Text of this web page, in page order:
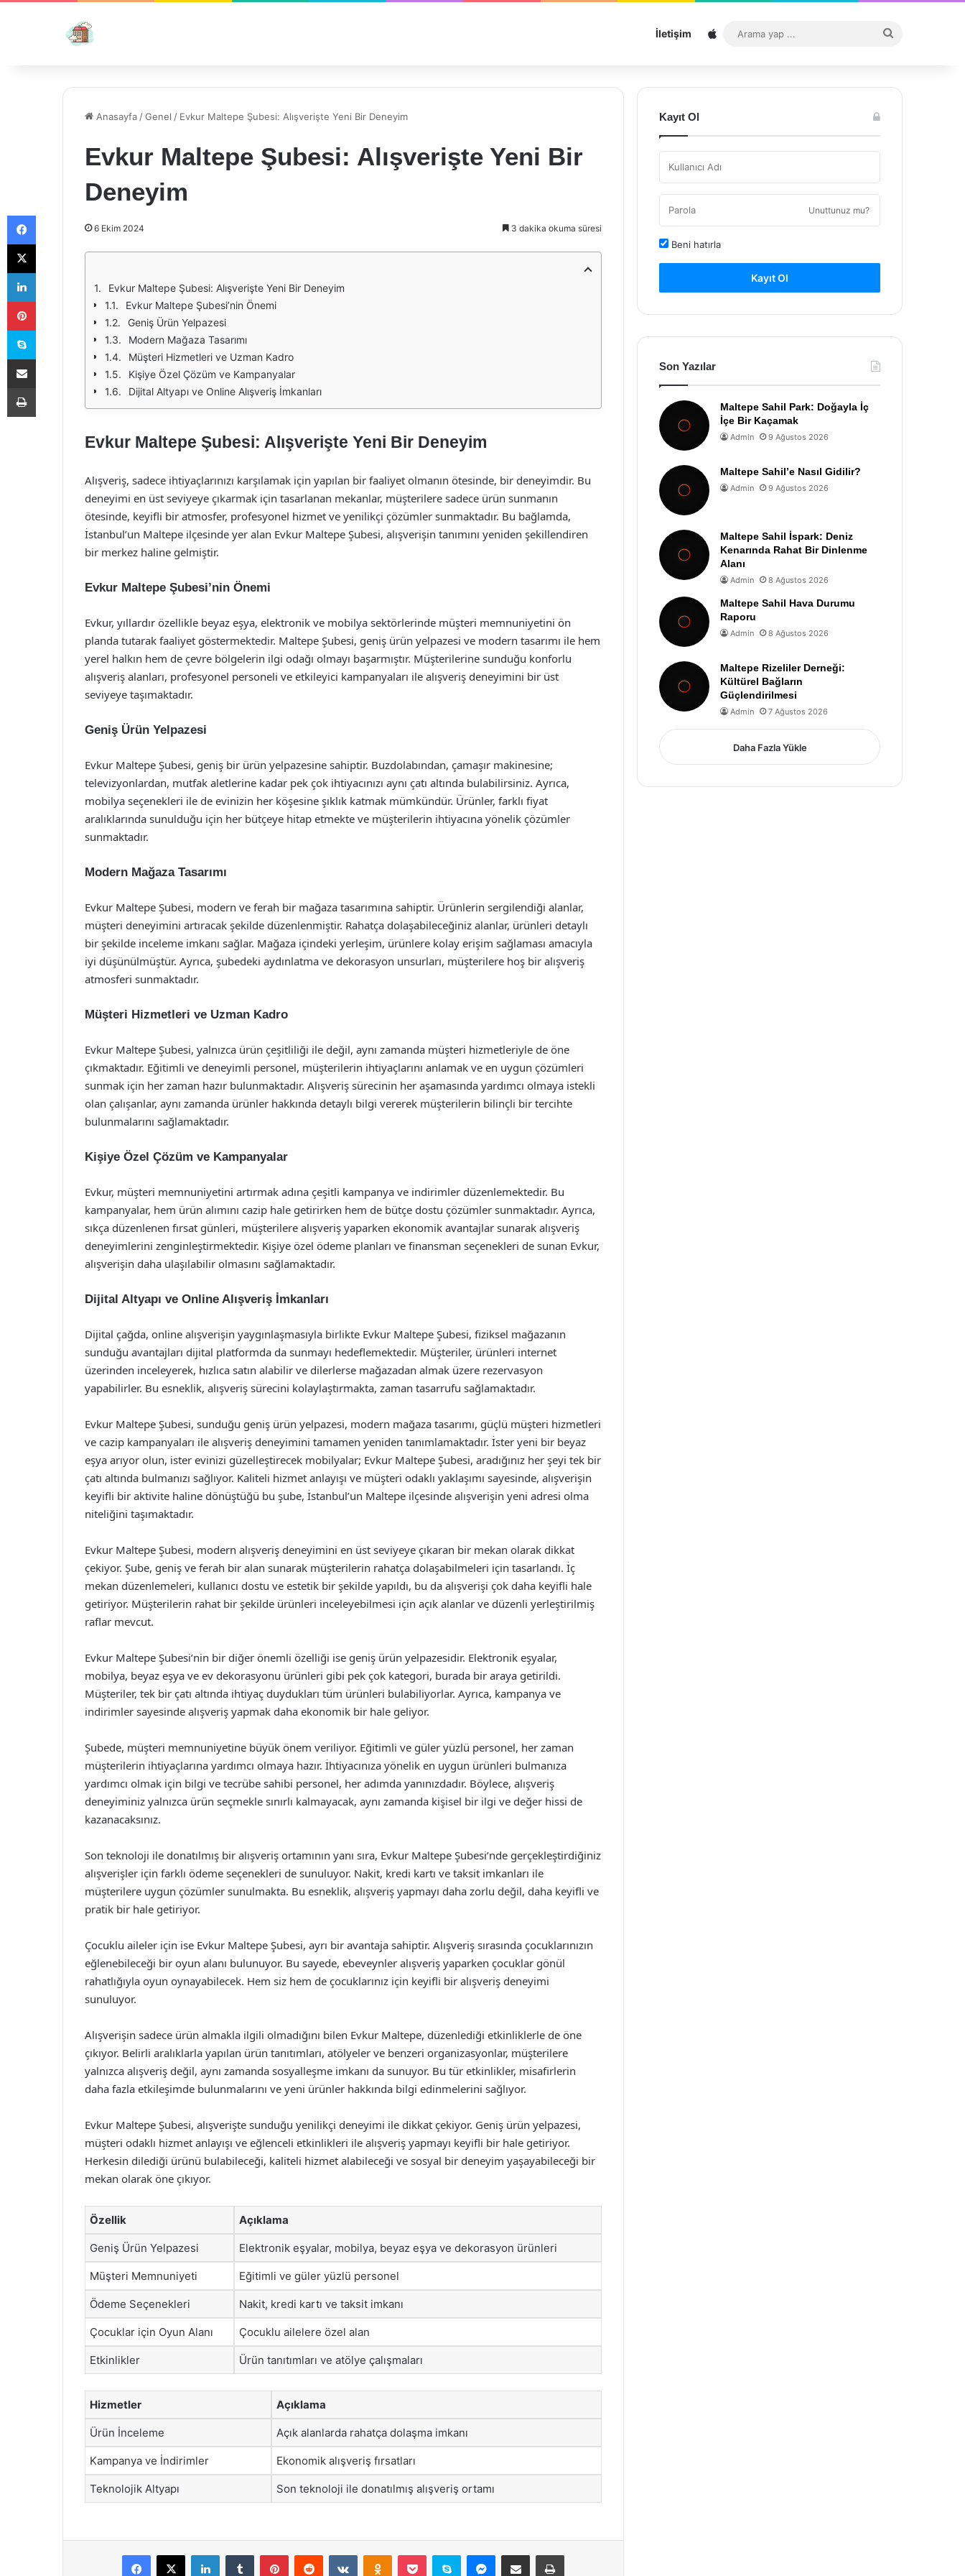
İletişim Sitemap
...
Anasayfa /Genel / Evkur Maltepe Şubesi: Alışverişte Yeni Bir Deneyim
Evkur Maltepe Şubesi: Alışverişte Yeni Bir
Deneyim
6 Ekim 2024 3 dakika okuma süresi
Evkur Maltepe Şubesi: Alışverişte Yeni Bir Deneyim
Evkur Maltepe Şubesi’nin Önemi
Geniş Ürün Yelpazesi
Modern Mağaza Tasarımı
Müşteri Hizmetleri ve Uzman Kadro
Kişiye Özel Çözüm ve Kampanyalar
Dijital Altyapı ve Online Alışveriş İmkanları
Evkur Maltepe Şubesi: Alışverişte Yeni Bir Deneyim
Alışveriş, sadece ihtiyaçlarınızı karşılamak için yapılan bir faaliyet olmanın ötesinde, bir deneyimdir. Bu
deneyimi en üst seviyeye çıkarmak için tasarlanan mekanlar, müşterilere sadece ürün sunmanın
ötesinde, keyifli bir atmosfer, profesyonel hizmet ve yenilikçi çözümler sunmaktadır. Bu bağlamda,
İstanbul’un Maltepe ilçesinde yer alan Evkur Maltepe Şubesi, alışverişin tanımını yeniden şekillendiren
bir merkez haline gelmiştir.
Evkur Maltepe Şubesi’nin Önemi
Evkur, yıllardır özellikle beyaz eşya, elektronik ve mobilya sektörlerinde müşteri memnuniyetini ön
planda tutarak faaliyet göstermektedir. Maltepe Şubesi, geniş ürün yelpazesi ve modern tasarımı ile hem
yerel halkın hem de çevre bölgelerin ilgi odağı olmayı başarmıştır. Müşterilerine sunduğu konforlu
alışveriş alanları, profesyonel personeli ve etkileyici kampanyaları ile alışveriş deneyimini bir üst
seviyeye taşımaktadır.
Geniş Ürün Yelpazesi
Evkur Maltepe Şubesi, geniş bir ürün yelpazesine sahiptir. Buzdolabından, çamaşır makinesine;
televizyonlardan, mutfak aletlerine kadar pek çok ihtiyacınızı aynı çatı altında bulabilirsiniz. Ayrıca,
mobilya seçenekleri ile de evinizin her köşesine şıklık katmak mümkündür. Ürünler, farklı fiyat
aralıklarında sunulduğu için her bütçeye hitap etmekte ve müşterilerin ihtiyacına yönelik çözümler
sunmaktadır.
Modern Mağaza Tasarımı
Evkur Maltepe Şubesi, modern ve ferah bir mağaza tasarımına sahiptir. Ürünlerin sergilendiği alanlar,
müşteri deneyimini artıracak şekilde düzenlenmiştir. Rahatça dolaşabileceğiniz alanlar, ürünleri detaylı
bir şekilde inceleme imkanı sağlar. Mağaza içindeki yerleşim, ürünlere kolay erişim sağlaması amacıyla
iyi düşünülmüştür. Ayrıca, şubedeki aydınlatma ve dekorasyon unsurları, müşterilere hoş bir alışveriş
atmosferi sunmaktadır.
Müşteri Hizmetleri ve Uzman Kadro
Evkur Maltepe Şubesi, yalnızca ürün çeşitliliği ile değil, aynı zamanda müşteri hizmetleriyle de öne
çıkmaktadır. Eğitimli ve deneyimli personel, müşterilerin ihtiyaçlarını anlamak ve en uygun çözümleri
sunmak için her zaman hazır bulunmaktadır. Alışveriş sürecinin her aşamasında yardımcı olmaya istekli
olan çalışanlar, aynı zamanda ürünler hakkında detaylı bilgi vererek müşterilerin bilinçli bir tercihte
bulunmalarını sağlamaktadır.
Kişiye Özel Çözüm ve Kampanyalar
Evkur, müşteri memnuniyetini artırmak adına çeşitli kampanya ve indirimler düzenlemektedir. Bu
kampanyalar, hem ürün alımını cazip hale getirirken hem de bütçe dostu çözümler sunmaktadır. Ayrıca,
sıkça düzenlenen fırsat günleri, müşterilere alışveriş yaparken ekonomik avantajlar sunarak alışveriş
deneyimlerini zenginleştirmektedir. Kişiye özel ödeme planları ve finansman seçenekleri de sunan Evkur,
alışverişin daha ulaşılabilir olmasını sağlamaktadır.
Dijital Altyapı ve Online Alışveriş İmkanları
Dijital çağda, online alışverişin yaygınlaşmasıyla birlikte Evkur Maltepe Şubesi, fiziksel mağazanın
sunduğu avantajları dijital platformda da sunmayı hedeflemektedir. Müşteriler, ürünleri internet
üzerinden inceleyerek, hızlıca satın alabilir ve dilerlerse mağazadan almak üzere rezervasyon
yapabilirler. Bu esneklik, alışveriş sürecini kolaylaştırmakta, zaman tasarrufu sağlamaktadır.
Evkur Maltepe Şubesi, sunduğu geniş ürün yelpazesi, modern mağaza tasarımı, güçlü müşteri hizmetleri
ve cazip kampanyaları ile alışveriş deneyimini tamamen yeniden tanımlamaktadır. İster yeni bir beyaz
eşya arıyor olun, ister evinizi güzelleştirecek mobilyalar; Evkur Maltepe Şubesi, aradığınız her şeyi tek bir
çatı altında bulmanızı sağlıyor. Kaliteli hizmet anlayışı ve müşteri odaklı yaklaşımı sayesinde, alışverişin
keyifli bir aktivite haline dönüştüğü bu şube, İstanbul’un Maltepe ilçesinde alışverişin yeni adresi olma
niteliğini taşımaktadır.
Evkur Maltepe Şubesi, modern alışveriş deneyimini en üst seviyeye çıkaran bir mekan olarak dikkat
çekiyor. Şube, geniş ve ferah bir alan sunarak müşterilerin rahatça dolaşabilmeleri için tasarlandı. İç
mekan düzenlemeleri, kullanıcı dostu ve estetik bir şekilde yapıldı, bu da alışverişi çok daha keyifli hale
getiriyor. Müşterilerin rahat bir şekilde ürünleri inceleyebilmesi için açık alanlar ve düzenli yerleştirilmiş
raflar mevcut.
Evkur Maltepe Şubesi’nin bir diğer önemli özelliği ise geniş ürün yelpazesidir. Elektronik eşyalar,
mobilya, beyaz eşya ve ev dekorasyonu ürünleri gibi pek çok kategori, burada bir araya getirildi.
Müşteriler, tek bir çatı altında ihtiyaç duydukları tüm ürünleri bulabiliyorlar. Ayrıca, kampanya ve
indirimler sayesinde alışveriş yapmak daha ekonomik bir hale geliyor.
Şubede, müşteri memnuniyetine büyük önem veriliyor. Eğitimli ve güler yüzlü personel, her zaman
müşterilerin ihtiyaçlarına yardımcı olmaya hazır. İhtiyacınıza yönelik en uygun ürünleri bulmanıza
yardımcı olmak için bilgi ve tecrübe sahibi personel, her adımda yanınızdadır. Böylece, alışveriş
deneyiminiz yalnızca ürün seçmekle sınırlı kalmayacak, aynı zamanda kişisel bir ilgi ve değer hissi de
kazanacaksınız.
Son teknoloji ile donatılmış bir alışveriş ortamının yanı sıra, Evkur Maltepe Şubesi’nde gerçekleştirdiğiniz
alışverişler için farklı ödeme seçenekleri de sunuluyor. Nakit, kredi kartı ve taksit imkanları ile
müşterilere uygun çözümler sunulmakta. Bu esneklik, alışveriş yapmayı daha zorlu değil, daha keyifli ve
pratik bir hale getiriyor.
Çocuklu aileler için ise Evkur Maltepe Şubesi, ayrı bir avantaja sahiptir. Alışveriş sırasında çocuklarınızın
eğlenebileceği bir oyun alanı bulunuyor. Bu sayede, ebeveynler alışveriş yaparken çocuklar gönül
rahatlığıyla oyun oynayabilecek. Hem siz hem de çocuklarınız için keyifli bir alışveriş deneyimi
sunuluyor.
Alışverişin sadece ürün almakla ilgili olmadığını bilen Evkur Maltepe, düzenlediği etkinliklerle de öne
çıkıyor. Belirli aralıklarla yapılan ürün tanıtımları, atölyeler ve benzeri organizasyonlar, müşterilere
yalnızca alışveriş değil, aynı zamanda sosyalleşme imkanı da sunuyor. Bu tür etkinlikler, misafirlerin
daha fazla etkileşimde bulunmalarını ve yeni ürünler hakkında bilgi edinmelerini sağlıyor.
Evkur Maltepe Şubesi, alışverişte sunduğu yenilikçi deneyimi ile dikkat çekiyor. Geniş ürün yelpazesi,
müşteri odaklı hizmet anlayışı ve eğlenceli etkinlikleri ile alışveriş yapmayı keyifli bir hale getiriyor.
Herkesin dilediği ürünü bulabileceği, kaliteli hizmet alabileceği ve sosyal bir deneyim yaşayabileceği bir
mekan olarak öne çıkıyor.
Özellik Açıklama
Geniş Ürün Yelpazesi Elektronik eşyalar, mobilya, beyaz eşya ve dekorasyon ürünleri
Müşteri Memnuniyeti Eğitimli ve güler yüzlü personel
Ödeme Seçenekleri Nakit, kredi kartı ve taksit imkanı
Çocuklar için Oyun Alanı Çocuklu ailelere özel alan
Etkinlikler Ürün tanıtımları ve atölye çalışmaları
Hizmetler Açıklama
Ürün İnceleme Açık alanlarda rahatça dolaşma imkanı
Kampanya ve İndirimler Ekonomik alışveriş fırsatları
Teknolojik Altyapı Son teknoloji ile donatılmış alışveriş ortamı
Facebook
X LinkedInTumblr PinterestReddit VKontakteOdnoklassniki
Pocket Skype Messenger
E-Posta ile paylaş Yazdır
Kayıt Ol
Unuttunuz mu?
Beni hatırla
Kayıt Ol
Son Yazılar
Maltepe Sahil Park: Doğayla İç
İçe Bir Kaçamak
Admin 9 Ağustos 2026
Maltepe Sahil’e Nasıl Gidilir?
Admin 9 Ağustos 2026
Maltepe Sahil İspark: Deniz
Kenarında Rahat Bir Dinlenme
Alanı
Admin 8 Ağustos 2026
Maltepe Sahil Hava Durumu
Raporu
Admin 8 Ağustos 2026
Maltepe Rizeliler Derneği:
Kültürel Bağların
Güçlendirilmesi
Admin 7 Ağustos 2026
Daha Fazla Yükle
Facebook
X
LinkedIn
Pinterest
Skype
E-Posta ile paylaş